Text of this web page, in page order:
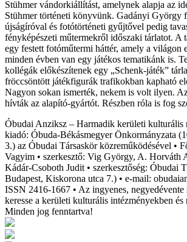
Stühmer vándorkiállítást, amelynek alapja az
Stühmer történeti könyvünk. Gadányi György
újságíróval és fotótörténeti gyűjtővel pedig
fényképészeti műtermekről időszaki tárlatot. A
egy festett fotóműtermi háttér, amely a világon
minden évben van egy játékos tematikánk is.
kollégák előkészítenek egy „Schenk-játék”
fröccsöntött játékfigurák trafikokban kapható
Nagyon sokan ismerték, nekem is volt ilyen.
hívták az alapító-gyártót. Részben róla is fog
Óbudai Anziksz – Harmadik kerületi kulturális
kiadó: Óbuda-Békásmegyer Önkormányzata
3.) az Óbudai Társaskör közreműködésével •
Vagyim • szerkesztő: Vig György, A. Horváth
Kádár-Csoboth Judit • szerkesztőség: Óbudai
Budapest, Kiskorona utca 7.) • e-mail:
ISSN 2416-1667 • Az ingyenes,
keresse a kerületi kulturális intézményekben és
Minden jog fenntartva!